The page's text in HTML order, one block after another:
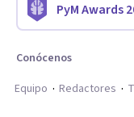
PyM Awards
Conócenos
Equipo
Redactores